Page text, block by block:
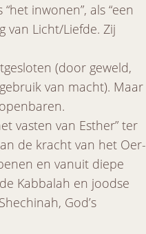
inwonen”, als “een
van Licht/Liefde. Zij
(door geweld,
van macht). Maar
vasten van Esther” ter
de kracht van het Oer-
en vanuit diepe
Kabbalah en joodse
God’s